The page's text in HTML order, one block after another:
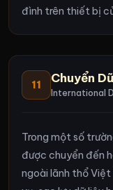
đình trên thiết bị
11 Chuyển
International
Trong một số
được chuyển đến
ngoài lãnh thổ